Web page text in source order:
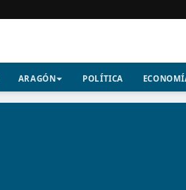
ARAGÓN POLÍTICA